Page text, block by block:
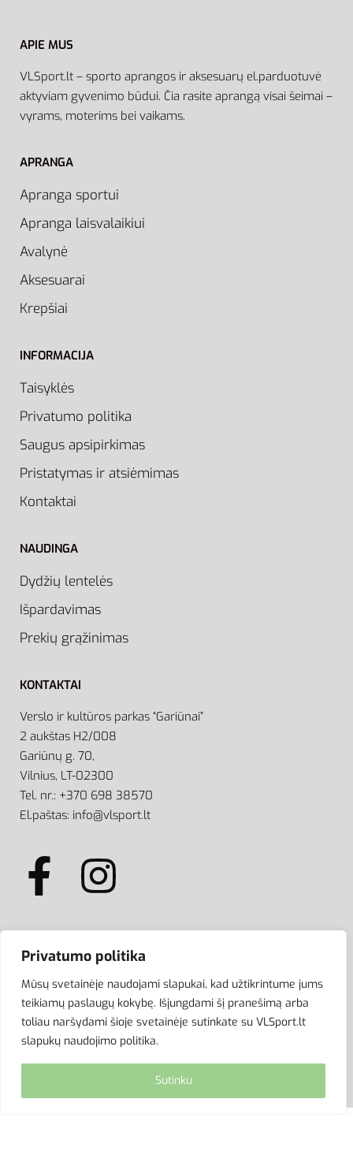
Privatumo politika
Mūsų svetainėje naudojami slapukai, kad užtikrintume jums
teikiamų paslaugų kokybę. Išjungdami šį pranešimą arba
toliau naršydami šioje svetainėje sutinkate su VLSport.lt
slapukų naudojimo politika.
Sutinku
APIE MUS
VLSport.lt – sporto aprangos ir aksesuarų el.parduotuvė
aktyviam gyvenimo būdui. Čia rasite aprangą visai šeimai –
vyrams, moterims bei vaikams.
APRANGA
Apranga sportui
Apranga laisvalaikiui
Avalynė
Aksesuarai
Krepšiai
INFORMACIJA
Taisyklės
Privatumo politika
Saugus apsipirkimas
Pristatymas ir atsiėmimas
Kontaktai
NAUDINGA
Dydžių lentelės
Išpardavimas
Prekių grąžinimas
KONTAKTAI
Verslo ir kultūros parkas “Gariūnai”
2 aukštas H2/008
Gariūnų g. 70,
Vilnius, LT-02300
Tel. nr.: +370 698 38570
El.paštas: info@vlsport.lt